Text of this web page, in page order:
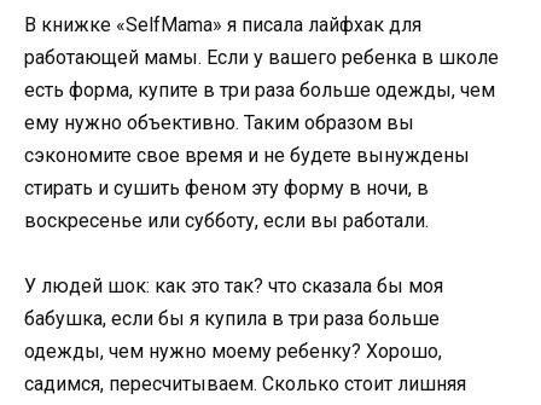
В книжке «SelfMama» я писала лайфхак для
работающей мамы. Если у вашего ребенка в школе
есть форма, купите в три раза больше одежды, чем
ему нужно объективно. Таким образом вы
сэкономите свое время и не будете вынуждены
стирать и сушить феном эту форму в ночи, в
воскресенье или субботу, если вы работали.
У людей шок: как это так? что сказала бы моя
бабушка, если бы я купила в три раза больше
одежды, чем нужно моему ребенку? Хорошо,
садимся, пересчитываем. Сколько стоит лишняя